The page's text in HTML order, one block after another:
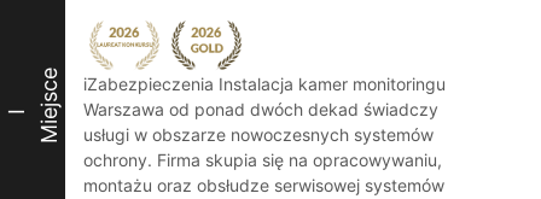
I Miejsce
iZabezpieczenia Instalacja kamer monitoringu
Warszawa od ponad dwóch dekad świadczy
usługi w obszarze nowoczesnych systemów
ochrony. Firma skupia się na opracowywaniu,
montażu oraz obsłudze serwisowej systemów